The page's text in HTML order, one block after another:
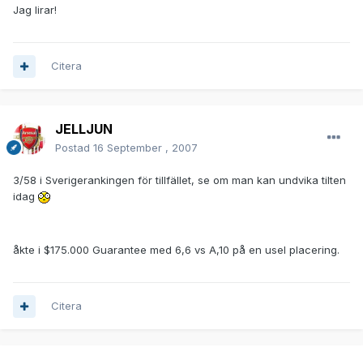
Jag lirar!
Citera
JELLJUN
Postad 16 September , 2007
3/58 i Sverigerankingen för tillfället, se om man kan undvika tilten
idag
åkte i $175.000 Guarantee med 6,6 vs A,10 på en usel placering.
Citera